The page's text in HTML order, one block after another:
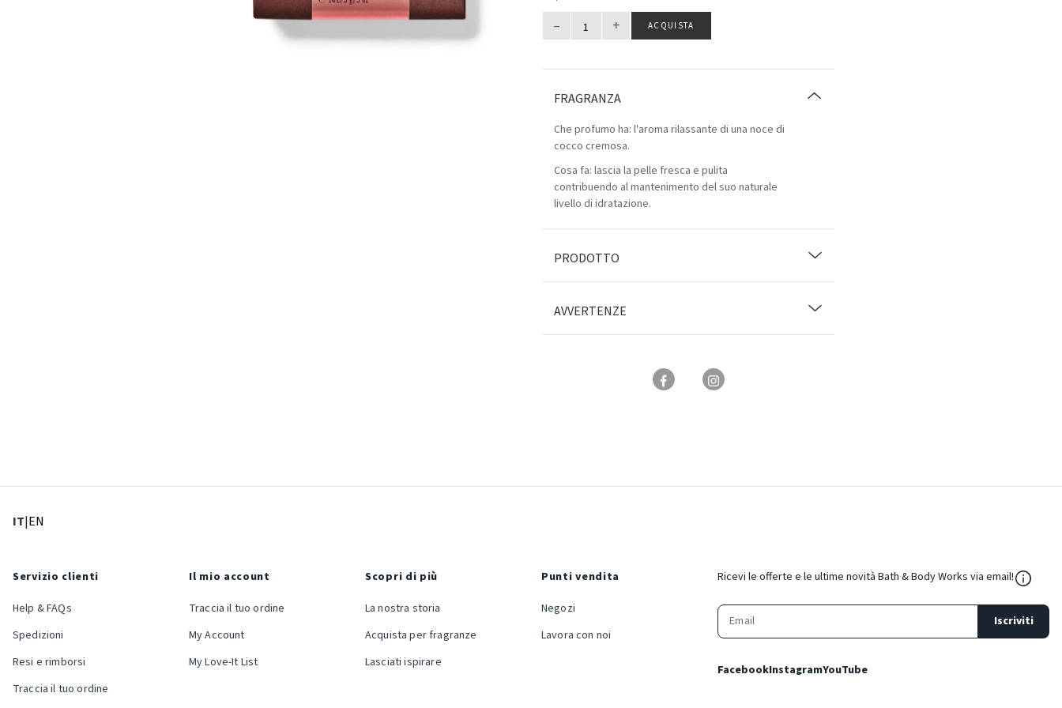
– + ACQUISTA
FRAGRANZA
Che profumo ha: l'aroma rilassante di una noce di
cocco cremosa.
Cosa fa: lascia la pelle fresca e pulita
contribuendo al mantenimento del suo naturale
livello di idratazione.
PRODOTTO
AVVERTENZE
IT: Lingua corrente
|EN
Servizio clienti
Help & FAQs
Spedizioni
Resi e rimborsi
Traccia il tuo ordine
Il mio account
Traccia il tuo ordine
My Account
My Love-It List
Scopri di più
La nostra storia
Acquista per fragranze
Lasciati ispirare
Punti vendita
Negozi
Lavora con noi
Ricevi le offerte e le ultime novità Bath & Body Works via email!
Iscriviti
FacebookInstagramYouTube